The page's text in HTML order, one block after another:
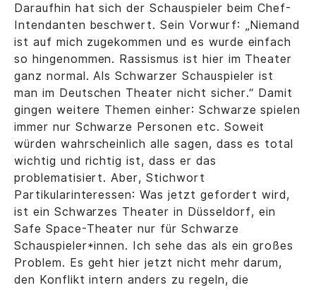
Daraufhin hat sich der Schauspieler beim Chef-
Intendanten beschwert. Sein Vorwurf: „Niemand
ist auf mich zugekommen und es wurde einfach
so hingenommen. Rassismus ist hier im Theater
ganz normal. Als Schwarzer Schauspieler ist
man im Deutschen Theater nicht sicher.“ Damit
gingen weitere Themen einher: Schwarze spielen
immer nur Schwarze Personen etc. Soweit
würden wahrscheinlich alle sagen, dass es total
wichtig und richtig ist, dass er das
problematisiert. Aber, Stichwort
Partikularinteressen: Was jetzt gefordert wird,
ist ein Schwarzes Theater in Düsseldorf, ein
Safe Space-Theater nur für Schwarze
Schauspieler*innen. Ich sehe das als ein großes
Problem. Es geht hier jetzt nicht mehr darum,
den Konflikt intern anders zu regeln, die